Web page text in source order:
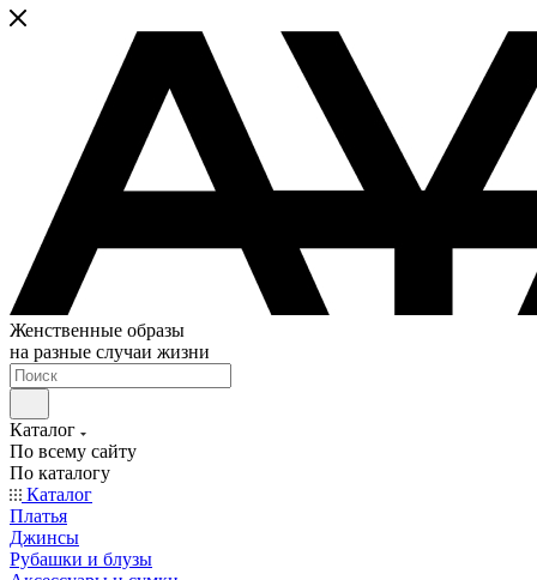
Женственные образы
на разные случаи жизни
Каталог
По всему сайту
По каталогу
Каталог
Платья
Джинсы
Рубашки и блузы